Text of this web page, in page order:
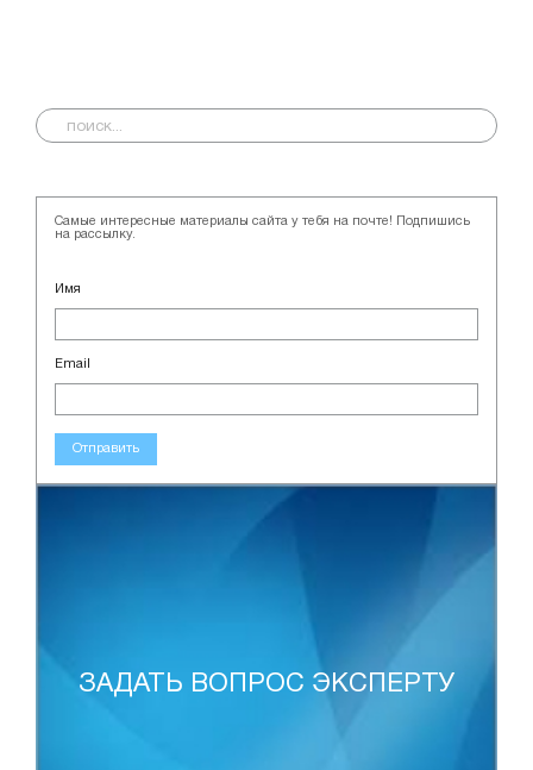
Самые интересные материалы сайта у тебя на почте! Подпишись
на рассылку.
Имя
Email
Отправить
ЗАДАТЬ ВОПРОС ЭКСПЕРТУ